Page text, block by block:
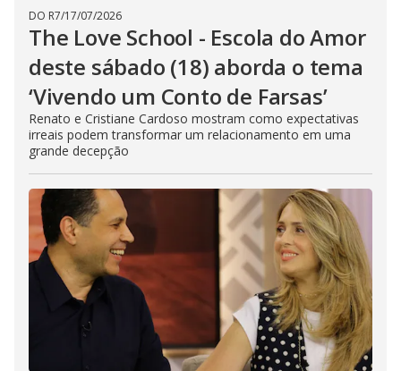
DO R7/17/07/2026
The Love School - Escola do Amor
deste sábado (18) aborda o tema
‘Vivendo um Conto de Farsas’
Renato e Cristiane Cardoso mostram como expectativas
irreais podem transformar um relacionamento em uma
grande decepção